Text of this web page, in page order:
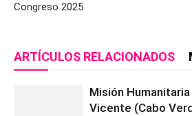
Congreso 2025
ARTÍCULOS RELACIONADOS
Misión
Vicente (Cabo